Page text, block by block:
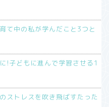
て中の私が学んだこと3つと
!子どもに進んで学習させる1
ストレスを吹き飛ばすたった